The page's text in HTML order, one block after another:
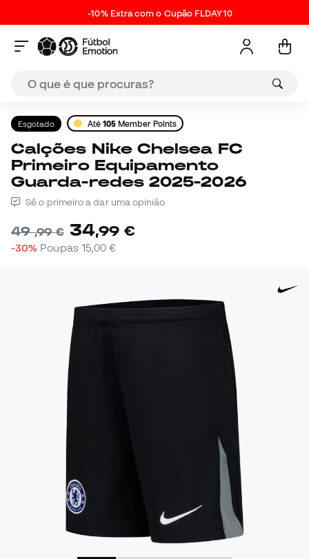
-10% Extra com o Cupão FLDAY10
Esgotado Até 105 Member Points
Calções Nike Chelsea FC
Primeiro Equipamento
Guarda-redes 2025-2026
Sê o primeiro a dar uma opinião
49,99 € 34,99 €
-30% Poupas 15,00 €